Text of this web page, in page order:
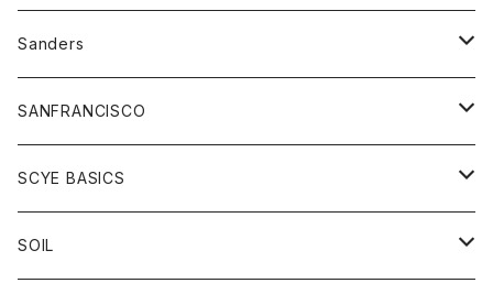
ニット
ベスト
ボトム
ワンピース
ペインターパンツ
帽子
アウター
コート
パーカー
スカート
Tシャツ
トップス
Sanders
グッズ
靴
SANFRANCISCO
アウター
カーディガン
グッズ
SCYE BASICS
ボトム
SOIL